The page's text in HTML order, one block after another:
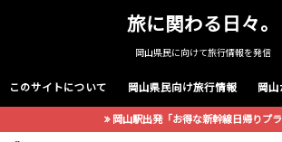
旅に関わる日々。
岡山県民に向けて旅行情報を発信
このサイトについて 岡山県民向け旅行情報 岡
岡山駅出発「お得な新幹線日帰りプラ